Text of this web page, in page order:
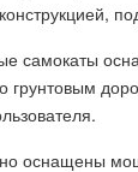
самокаты
грунтовым
оснащены